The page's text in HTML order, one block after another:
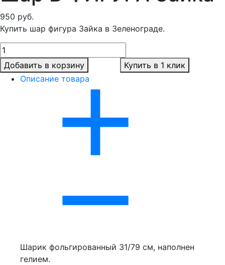
950 руб.
Купить шар фигура Зайка в Зеленограде.
Добавить в корзину
Купить в 1 клик
Описание товара
Шарик фольгированный 31/79 см, наполнен
гелием.